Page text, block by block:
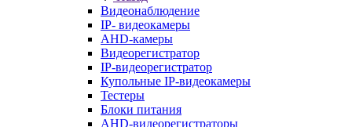
Видеонаблюдение
IP- видеокамеры
AHD-камеры
Видеорегистратор
IP-видеорегистратор
Купольные IP-видеокамеры
Тестеры
Блоки питания
AHD-видеорегистраторы